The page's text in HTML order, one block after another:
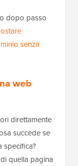
dopo passo
senza
web
direttamente
succede se
specifica?
quella pagina